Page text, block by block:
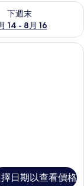
下週末
14 - 8月 16
(8月 14 - 8月 16)
with view) | 埃及棉床
日期以查看價格